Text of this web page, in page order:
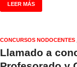
LEER MÁS
CONCURSOS NODOCENTES
Llamado a